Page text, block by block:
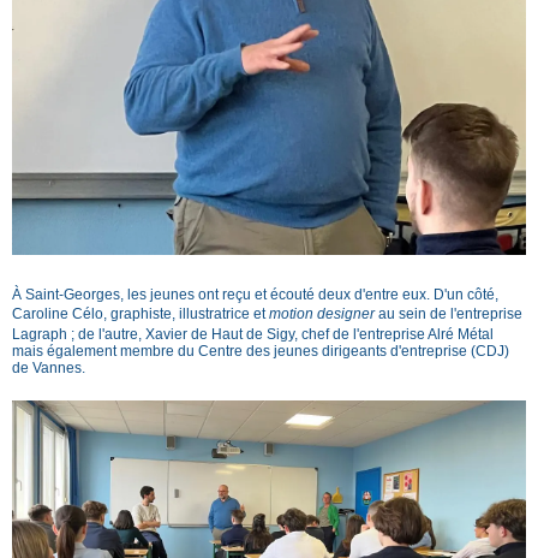
À Saint-Georges, les jeunes ont reçu et écouté deux d'entre eux. D'un côté,
Caroline Célo, graphiste, illustratrice etmotion designerau sein de l'entreprise
Lagraph ; de l'autre, Xavier de Haut de Sigy, chef de l'entreprise Alré Métal
mais également membre du Centre des jeunes dirigeants d'entreprise (CDJ)
de Vannes.